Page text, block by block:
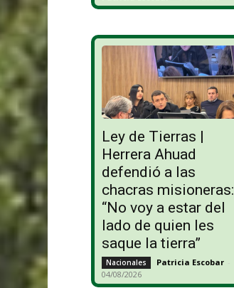
Ley de Tierras |
Herrera Ahuad
defendió a las
chacras misioneras:
“No voy a estar del
lado de quien les
saque la tierra”
Nacionales Patricia Escobar -
04/08/2026